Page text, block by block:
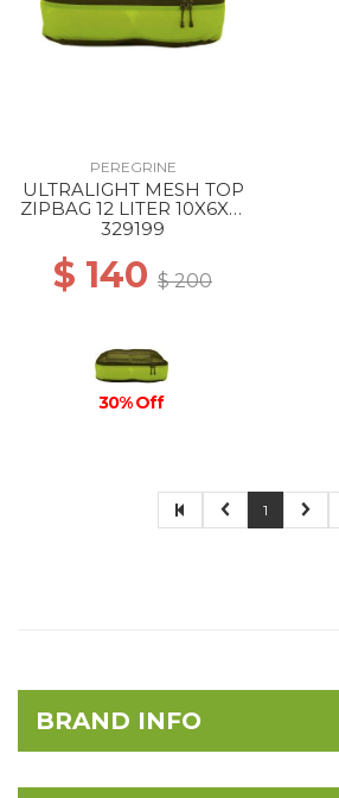
PEREGRINE
ULTRALIGHT MESH TOP
ZIPBAG 12 LITER 10X6X21
INCH --
329199
$ 140 $ 200
30% Off
1
BRAND INFO